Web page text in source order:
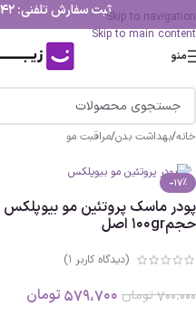
Skip to navigation
Skip to main content
ثبت سفارش تلفنی: 02191010242 (ساعات اداری)
منو
خانه/بهداشت بدن/مراقبت مو
-17%
حجم100gr اصل
(دیدگاه کاربر 1
)
700،000تومان 579،700 تومان